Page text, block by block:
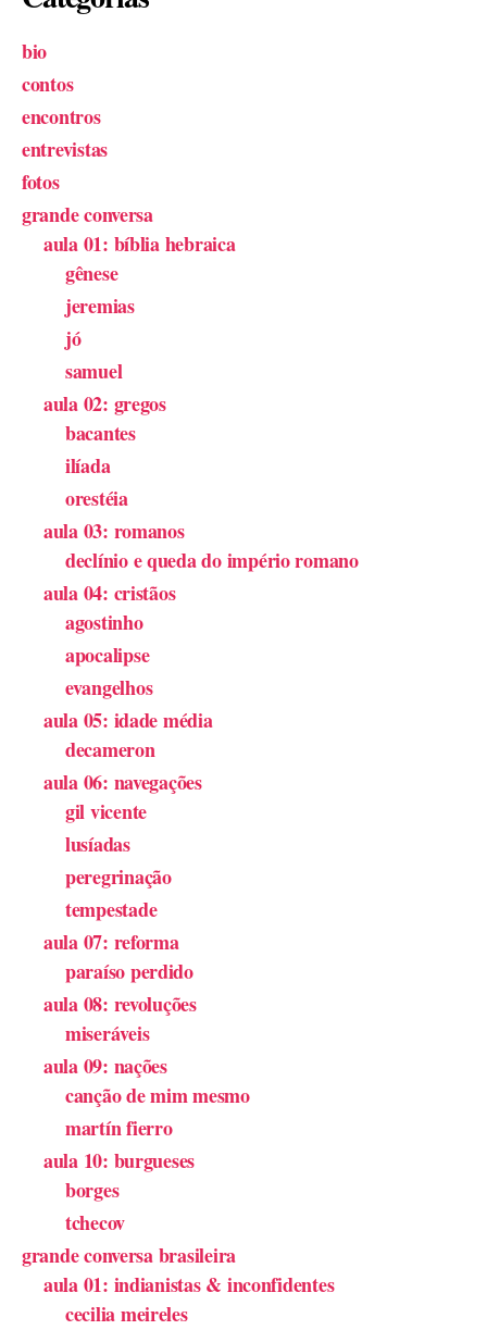
bio
contos
encontros
entrevistas
fotos
grande conversa
aula 01: bíblia hebraica
gênese
jeremias
jó
samuel
aula 02: gregos
bacantes
ilíada
orestéia
aula 03: romanos
declínio e queda do império romano
aula 04: cristãos
agostinho
apocalipse
evangelhos
aula 05: idade média
decameron
aula 06: navegações
gil vicente
lusíadas
peregrinação
tempestade
aula 07: reforma
paraíso perdido
aula 08: revoluções
miseráveis
aula 09: nações
canção de mim mesmo
martín fierro
aula 10: burgueses
borges
tchecov
grande conversa brasileira
aula 01: indianistas & inconfidentes
cecilia meireles